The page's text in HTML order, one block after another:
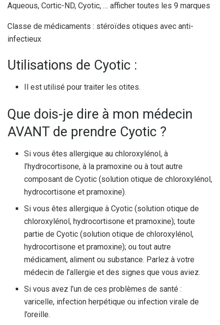
Aqueous, Cortic-ND, Cyotic, … afficher toutes les 9 marques
Classe de médicaments : stéroïdes otiques avec anti-
infectieux
Utilisations de Cyotic :
Il est utilisé pour traiter les otites.
Que dois-je dire à mon médecin
AVANT de prendre Cyotic ?
Si vous êtes allergique au chloroxylénol, à
l’hydrocortisone, à la pramoxine ou à tout autre
composant de Cyotic (solution otique de chloroxylénol,
hydrocortisone et pramoxine).
Si vous êtes allergique à Cyotic (solution otique de
chloroxylénol, hydrocortisone et pramoxine); toute
partie de Cyotic (solution otique de chloroxylénol,
hydrocortisone et pramoxine); ou tout autre
médicament, aliment ou substance. Parlez à votre
médecin de l’allergie et des signes que vous aviez.
Si vous avez l’un de ces problèmes de santé :
varicelle, infection herpétique ou infection virale de
l’oreille.